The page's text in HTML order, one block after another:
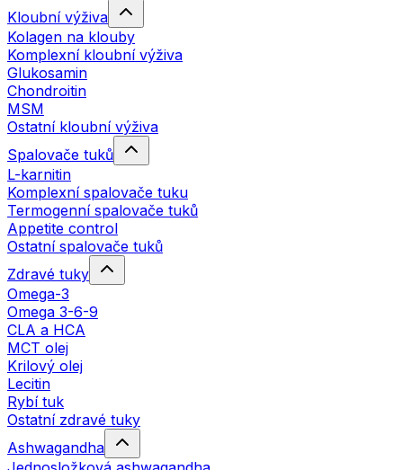
Kloubní výživa
Kolagen na klouby
Komplexní kloubní výživa
Glukosamin
Chondroitin
MSM
Ostatní kloubní výživa
Spalovače tuků
L-karnitin
Komplexní spalovače tuku
Termogenní spalovače tuků
Appetite control
Ostatní spalovače tuků
Zdravé tuky
Omega-3
Omega 3-6-9
CLA a HCA
MCT olej
Krilový olej
Lecitin
Rybí tuk
Ostatní zdravé tuky
Ashwagandha